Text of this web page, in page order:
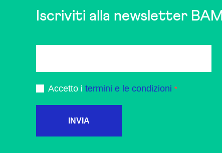
Iscriviti alla newsletter BAM
Accetto i termini e le condizioni
INVIA